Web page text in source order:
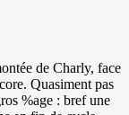
de Charly, face
Quasiment pas
%age : bref une